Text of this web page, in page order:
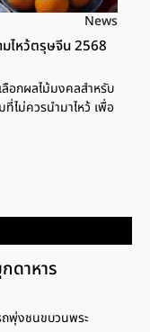
News
ไหว้ตรุษจีน 2568
ลือกผลไม้มงคลสำหรับ
ไม่ควรนำมาไหว้ เพื่อ
ดาหาร
พุ่งชนขบวนพระ